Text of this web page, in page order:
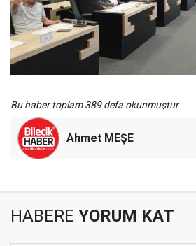
Bu haber toplam 389 defa okunmuştur
Ahmet MEŞE
HABERE YORUM KAT